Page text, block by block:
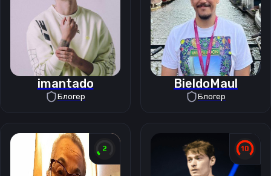
imantado
Блогер
BieldoMaul
Блогер